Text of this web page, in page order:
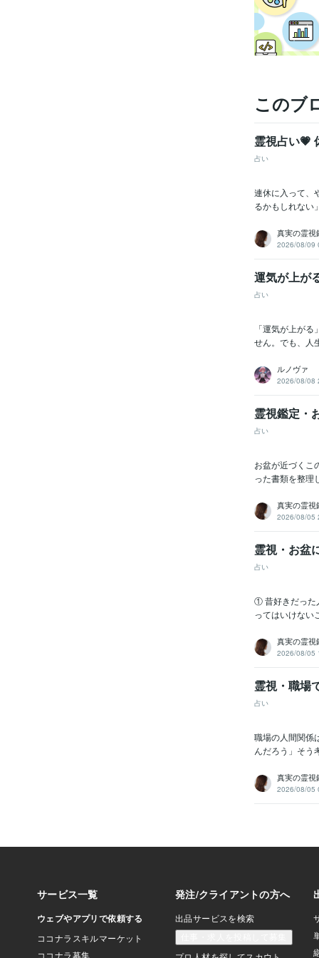
このブ
霊視占い💗
占い
連休に入って、
るかもしれない
真実の霊視
2026/08/09
運気が上が
占い
「運気が上が
せん。でも、人
ルノヴァ
2026/08/08
霊視鑑定・
占い
お盆が近づくこ
った書類を整理
真実の霊視
2026/08/05
霊視・お盆
占い
① 昔好きだった
ってはいけない
真実の霊視
2026/08/05
霊視・職場
占い
職場の人間関係
んだろう」そう
真実の霊視
2026/08/05